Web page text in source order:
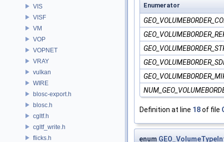
VIS
VISF
VM
VOP
VOPNET
VRAY
vulkan
WIRE
blosc-export.h
blosc.h
cgltf.h
cgltf_write.h
flicks.h
Enumerator
Definition at line 18of file
enum